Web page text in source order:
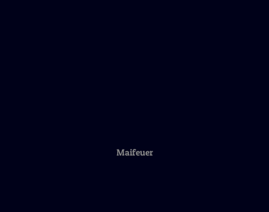
Maifeuer